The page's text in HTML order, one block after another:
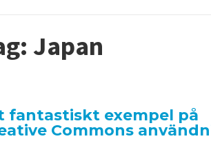
Japan
fantastiskt exempel på
Commons